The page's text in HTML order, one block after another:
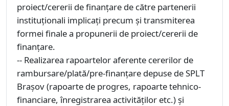
proiect/cererii de finanțare de către partenerii
instituționali implicați precum și transmiterea
formei finale a propunerii de proiect/cererii de
finanțare.
-- Realizarea rapoartelor aferente cererilor de
rambursare/plată/pre-finanțare depuse de SPLT
Brașov (rapoarte de progres, rapoarte tehnico-
financiare, înregistrarea activităților etc.) și